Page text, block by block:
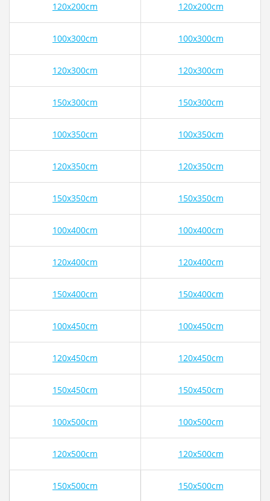
120x200cm 120x200cm
100x300cm 100x300cm
120x300cm 120x300cm
150x300cm 150x300cm
100x350cm 100x350cm
120x350cm 120x350cm
150x350cm 150x350cm
100x400cm 100x400cm
120x400cm 120x400cm
150x400cm 150x400cm
100x450cm 100x450cm
120x450cm 120x450cm
150x450cm 150x450cm
100x500cm 100x500cm
120x500cm 120x500cm
150x500cm 150x500cm